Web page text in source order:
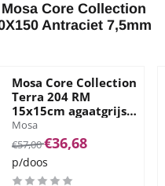
Mosa Core Collection
Antraciet 7,5mm
Mosa Core Collection
Terra 204 RM
15x15cm agaatgrijs (
RM = Antislip )
Merk:
Mosa
Van 57,00 voor 36,68
€57,00€36,68
p/doos